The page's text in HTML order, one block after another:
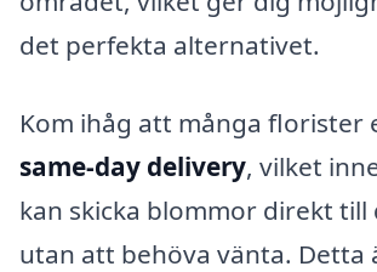
det perfekta alternativet.
Kom ihåg att många florister
same-day delivery, vilket
kan skicka blommor direkt till
utan att behöva vänta. Detta